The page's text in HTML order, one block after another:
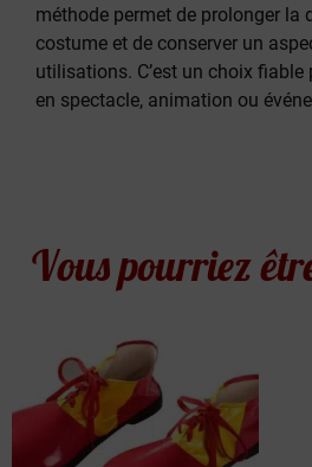
méthode permet de prolonger la
costume et de conserver un
utilisations. C’est un choix
en spectacle, animation ou
Vous pourriez